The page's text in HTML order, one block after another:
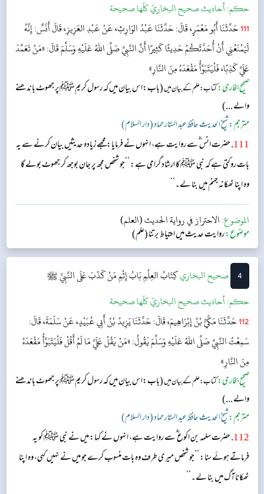
حکم:أحاديث صحيح البخاريّ كلّها صحيحة
111حَدَّثَنَا أَبُو مَعْمَرٍ، قَالَ: حَدَّثَنَا عَبْدُ الوَارِثِ، عَنْ عَبْدِ العَزِيزِ، قَالَ أَنَسٌ: إِنَّهُ
لَيَمْنَعُنِي أَنْ أُحَدِّثَكُمْ حَدِيثًا كَثِيرًا أَنَّ النَّبِيَّ صَلَّى اللهُ عَلَيْهِ وَسَلَّمَ قَالَ: «مَنْ تَعَمَّدَ
عَلَيَّ كَذِبًا، فَلْيَتَبَوَّأْ مَقْعَدَهُ مِنَ النَّارِ»
صحیح بخاری:کتاب: علم کے بیان میں(باب:اس بیان میں کہ رسول کریمﷺپر جھوٹ باندھنے
والے ...)
مترجم:شیخ الحدیث حافظ عبد الستار حماد (دار السلام)
111 . حضرت انس ؓ سے روایت ہے، انہوں نے فرمایا: مجھے زیادہ حدیثیں بیان کرنے سے یہ
بات روکتی ہے کہ نبی ﷺ کا ارشاد گرامی ہے: ’’جو شخص مجھ پر جان بوجھ کر جھوٹ بولے گا
وہ اپنا ٹھکانہ جہنم میں بنا لے۔‘‘
الموضوع:الاحتراز في رواية الحديث (العلم)
موضوع:روایت حدیث میں احتیاط برتنا (علم)
4 ‌‌صحيح البخاريكِتَابُ العِلْمِبَابُ إِثْمِ مَنْ كَذَبَ عَلَى النَّبِيِّ ﷺ
حکم:أحاديث صحيح البخاريّ كلّها صحيحة
112حَدَّثَنَا مَكِّيُّ بْنُ إِبْرَاهِيمَ، قَالَ: حَدَّثَنَا يَزِيدُ بْنُ أَبِي عُبَيْدٍ، عَنْ سَلَمَةَ، قَالَ:
سَمِعْتُ النَّبِيَّ صَلَّى اللهُ عَلَيْهِ وَسَلَّمَ يَقُولُ: «مَنْ يَقُلْ عَلَيَّ مَا لَمْ أَقُلْ فَلْيَتَبَوَّأْ مَقْعَدَهُ
مِنَ النَّارِ»
صحیح بخاری:کتاب: علم کے بیان میں(باب:اس بیان میں کہ رسول کریمﷺپر جھوٹ باندھنے
والے ...)
مترجم:شیخ الحدیث حافظ عبد الستار حماد (دار السلام)
112 . حضرت سلمہ بن اکوع ؓ سے روایت ہے، انہوں نے کہا: میں نے نبی ﷺ کو یہ
فرماتے ہوئے سنا: ’’جو شخص میری طرف وہ بات منسوب کرے جو میں نے نہیں کہی، وہ اپنا
ٹھکانا آگ میں بنا لے۔‘‘